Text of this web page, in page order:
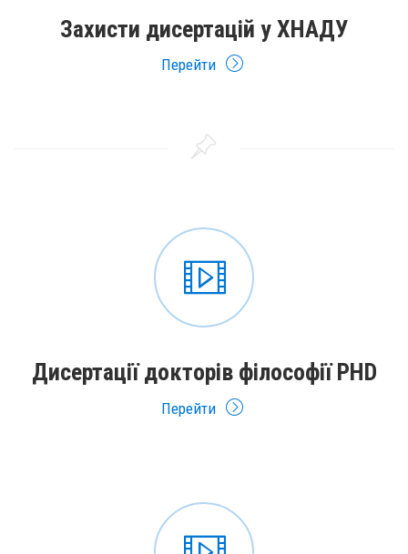
Захисти дисертацій у ХНАДУ
Перейти
Дисертації докторів філософії PHD
Перейти